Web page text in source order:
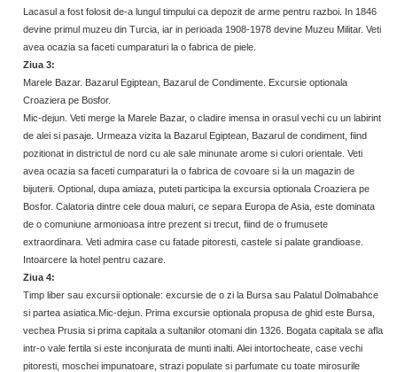
Lacasul a fost folosit de-a lungul timpului ca depozit de arme pentru razboi. In 1846
devine primul muzeu din Turcia, iar in perioada 1908-1978 devine Muzeu Militar. Veti
avea ocazia sa faceti cumparaturi la o fabrica de piele.
Ziua 3:
Marele Bazar. Bazarul Egiptean, Bazarul de Condimente. Excursie optionala
Croaziera pe Bosfor.
Mic-dejun. Veti merge la Marele Bazar, o cladire imensa in orasul vechi cu un labirint
de alei si pasaje. Urmeaza vizita la Bazarul Egiptean, Bazarul de condiment, fiind
pozitionat in districtul de nord cu ale sale minunate arome si culori orientale. Veti
avea ocazia sa faceti cumparaturi la o fabrica de covoare si la un magazin de
bijuterii. Optional, dupa amiaza, puteti participa la excursia optionala Croaziera pe
Bosfor. Calatoria dintre cele doua maluri, ce separa Europa de Asia, este dominata
de o comuniune armonioasa intre prezent si trecut, fiind de o frumusete
extraordinara. Veti admira case cu fatade pitoresti, castele si palate grandioase.
Intoarcere la hotel pentru cazare.
Ziua 4:
Timp liber sau excursii optionale: excursie de o zi la Bursa sau Palatul Dolmabahce
si partea asiatica.Mic-dejun. Prima excursie optionala propusa de ghid este Bursa,
vechea Prusia si prima capitala a sultanilor otomani din 1326. Bogata capitala se afla
intr-o vale fertila si este inconjurata de munti inalti. Alei intortocheate, case vechi
pitoresti, moschei impunatoare, strazi populate si parfumate cu toate mirosurile